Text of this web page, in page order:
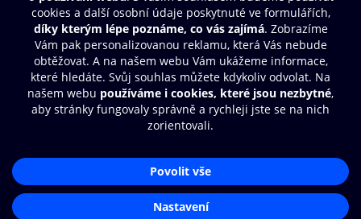
Moje O2 Knihovna
Další zábava
© O2 Czech Republic a.s.
Zásady zpracování osobních údajůAplikace O2 Knihovna
Čti a poslouchej své e-knihy a